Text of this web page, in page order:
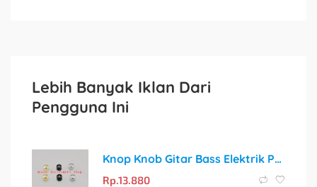
Lebih Banyak Iklan Dari
Pengguna Ini
Knop Knob Gitar Bass Elektrik Premium
Rp.13.880